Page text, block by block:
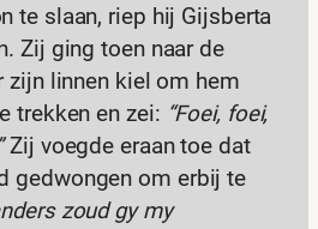
te slaan, riep hij Gijsberta
Zij ging toen naar de
zijn linnen kiel om hem
trekken en zei: “Foei, foei,
Zij voegde eraan toe dat
gedwongen om erbij te
zoud gy my